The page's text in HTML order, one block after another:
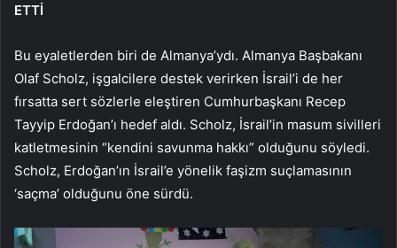
ETTİ
Bu eyaletlerden biri de Almanya’ydı. Almanya Başbakanı
Olaf Scholz, işgalcilere destek verirken İsrail’i de her
fırsatta sert sözlerle eleştiren Cumhurbaşkanı Recep
Tayyip Erdoğan’ı hedef aldı. Scholz, İsrail’in masum sivilleri
katletmesinin “kendini savunma hakkı” olduğunu söyledi.
Scholz, Erdoğan’ın İsrail’e yönelik faşizm suçlamasının
‘saçma’ olduğunu öne sürdü.